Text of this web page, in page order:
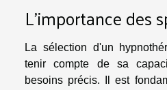
L'importance des
La sélection d'un
tenir compte de sa
besoins précis. Il est